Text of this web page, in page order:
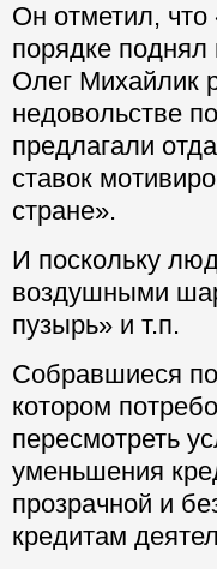
Он отметил,
порядке поднял
Олег Михайлик
недовольстве
предлагали
ставок
стране».
И поскольку
воздушными
пузырь» и т.п.
Собравшиеся
котором
пересмотреть
уменьшения
прозрачной и
кредитам